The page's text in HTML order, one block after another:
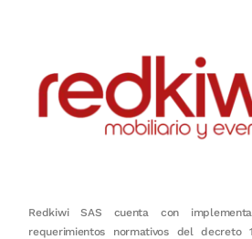
Redkiwi SAS cuenta con
requerimientos normativos del